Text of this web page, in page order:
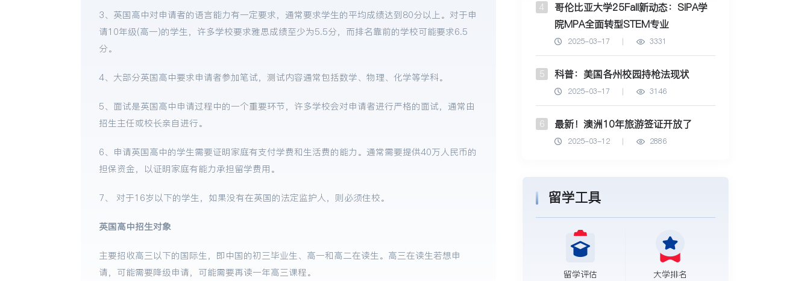
3、英国高中对申请者的语言能力有一定要求，通常要求学生的平均成绩达到80分以上。对于申
请10年级(高一)的学生，许多学校要求雅思成绩至少为5.5分，而排名靠前的学校可能要求6.5
分。
4、大部分英国高中要求申请者参加笔试，测试内容通常包括数学、物理、化学等学科。
5、面试是英国高中申请过程中的一个重要环节，许多学校会对申请者进行严格的面试，通常由
招生主任或校长亲自进行。
6、申请英国高中的学生需要证明家庭有支付学费和生活费的能力。通常需要提供40万人民币的
担保资金，以证明家庭有能力承担留学费用。
7、 对于16岁以下的学生，如果没有在英国的法定监护人，则必须住校。
英国高中招生对象
主要招收高三以下的国际生，即中国的初三毕业生、高一和高二在读生。高三在读生若想申
请，可能需要降级申请，可能需要再读一年高三课程。
4
哥伦比亚大学25Fall新动态：SIPA学
院MPA全面转型STEM专业
2025-03-17 3331
5 科普：美国各州校园持枪法现状
2025-03-17 3146
6 最新！澳洲10年旅游签证开放了
2025-03-12 2886
留学工具
留学评估 大学排名